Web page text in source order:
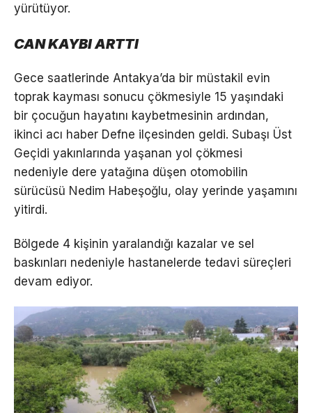
yürütüyor.
CAN KAYBI ARTTI
Gece saatlerinde Antakya’da bir müstakil evin
toprak kayması sonucu çökmesiyle 15 yaşındaki
bir çocuğun hayatını kaybetmesinin ardından,
ikinci acı haber Defne ilçesinden geldi. Subaşı Üst
Geçidi yakınlarında yaşanan yol çökmesi
nedeniyle dere yatağına düşen otomobilin
sürücüsü Nedim Habeşoğlu, olay yerinde yaşamını
yitirdi.
Bölgede 4 kişinin yaralandığı kazalar ve sel
baskınları nedeniyle hastanelerde tedavi süreçleri
devam ediyor.